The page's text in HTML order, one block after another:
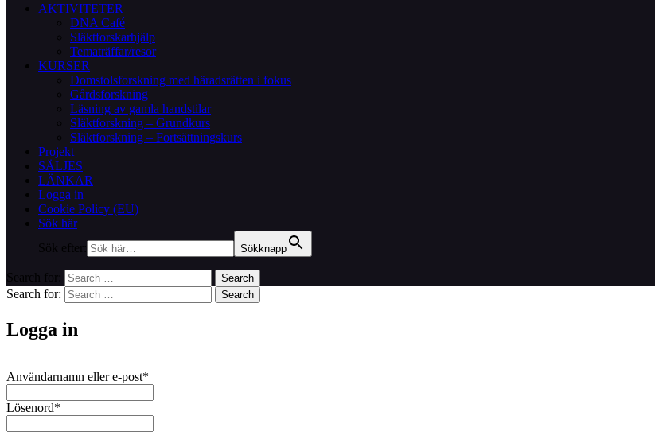
AKTIVITETER
DNA Café
Släktforskarhjälp
Tematräffar/resor
KURSER
Domstolsforskning med häradsrätten i fokus
Gårdsforskning
Läsning av gamla handstilar
Släktforskning – Grundkurs
Släktforskning – Fortsättningskurs
Projekt
SÄLJES
LÄNKAR
Logga in
Cookie Policy (EU)
Sök här
Sök efter:
Sökknapp
Search for: Search
Search for: Search
Logga in
Användarnamn eller e-post*
Lösenord*